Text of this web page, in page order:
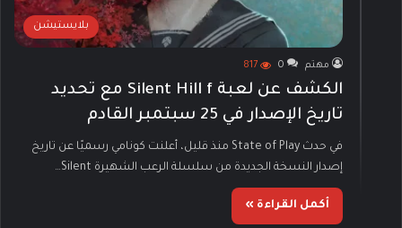
بلايستيشن
مهتم 0
817
الكشف عن لعبة Silent Hill f مع تحديد
تاريخ الإصدار في 25 سبتمبر القادم
في حدث State of Play منذ قليل، أعلنت كونامي رسميًا عن تاريخ
إصدار النسخة الجديدة من سلسلة الرعب الشهيرة Silent…
أكمل القراءة »